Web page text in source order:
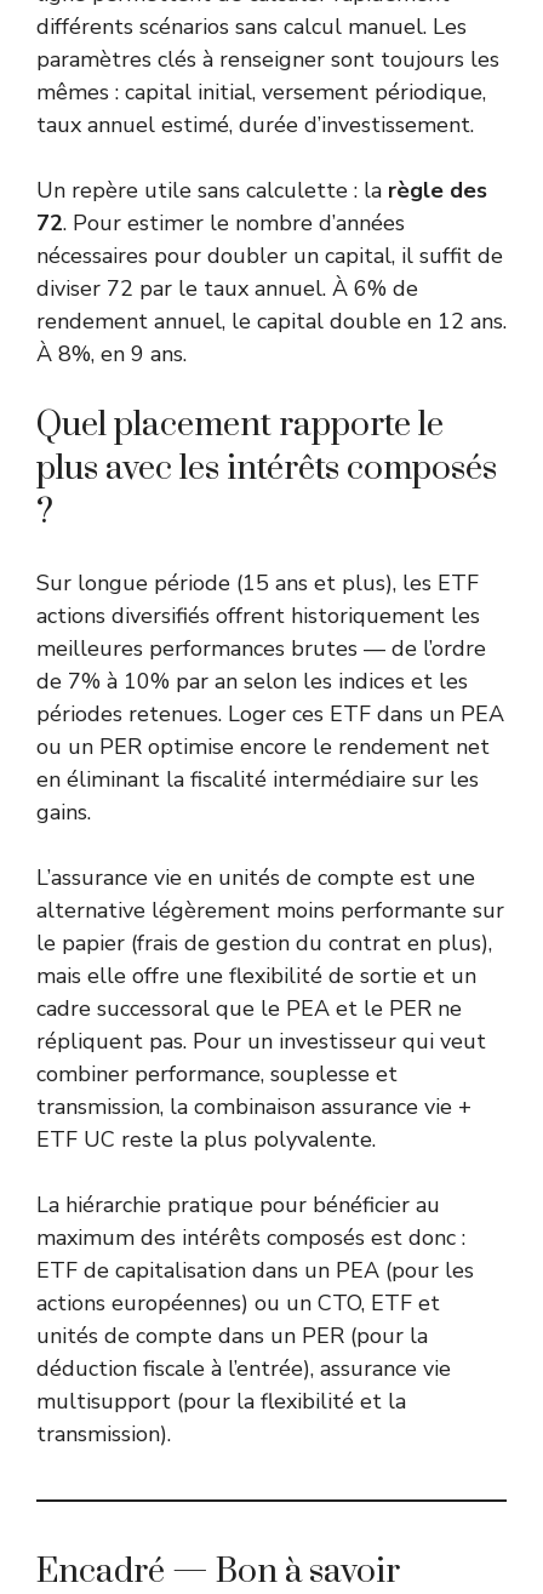
différents scénarios sans calcul manuel. Les
paramètres clés à renseigner sont toujours les
mêmes : capital initial, versement périodique,
taux annuel estimé, durée d’investissement.
Un repère utile sans calculette : la règle des
72. Pour estimer le nombre d’années
nécessaires pour doubler un capital, il suffit de
diviser 72 par le taux annuel. À 6% de
rendement annuel, le capital double en 12 ans.
À 8%, en 9 ans.
Quel placement rapporte le
plus avec les intérêts composés
?
Sur longue période (15 ans et plus), les ETF
actions diversifiés offrent historiquement les
meilleures performances brutes — de l’ordre
de 7% à 10% par an selon les indices et les
périodes retenues. Loger ces ETF dans un PEA
ou un PER optimise encore le rendement net
en éliminant la fiscalité intermédiaire sur les
gains.
L’assurance vie en unités de compte est une
alternative légèrement moins performante sur
le papier (frais de gestion du contrat en plus),
mais elle offre une flexibilité de sortie et un
cadre successoral que le PEA et le PER ne
répliquent pas. Pour un investisseur qui veut
combiner performance, souplesse et
transmission, la combinaison assurance vie +
ETF UC reste la plus polyvalente.
La hiérarchie pratique pour bénéficier au
maximum des intérêts composés est donc :
ETF de capitalisation dans un PEA (pour les
actions européennes) ou un CTO, ETF et
unités de compte dans un PER (pour la
déduction fiscale à l’entrée), assurance vie
multisupport (pour la flexibilité et la
transmission).
Encadré — Bon à savoir